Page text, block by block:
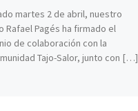
martes 2 de abril, nuestro
Rafael Pagés ha firmado el
de colaboración con la
Tajo-Salor, junto con […]